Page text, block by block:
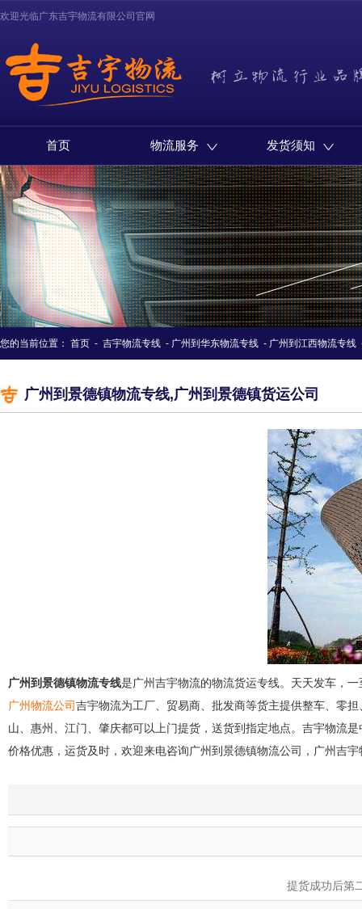
欢迎光临广东吉宇物流有限公司官网
首页 物流服务 发货须知
您的当前位置： 首页 - 吉宇物流专线 - 广州到华东物流专线 - 广州到江西物流专线
广州到景德镇物流专线,广州到景德镇货运公司
广州到景德镇物流专线是广州吉宇物流的物流货运专线。天天发车，
广州物流公司吉宇物流为工厂、贸易商、批发商等货主提供整车、零
山、惠州、江门、肇庆都可以上门提货，送货到指定地点。吉宇物流
价格优惠，运货及时，欢迎来电咨询广州到景德镇物流公司，广州吉
提货成功后第